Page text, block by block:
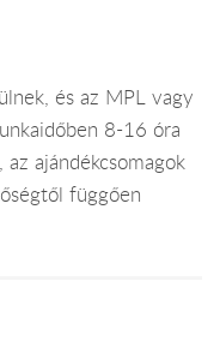
és az MPL vagy
8-16 óra
ajándékcsomagok
függően